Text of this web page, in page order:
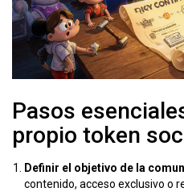
Pasos
propio token
Definir el objetivo de la
contenido, acceso exclusivo o